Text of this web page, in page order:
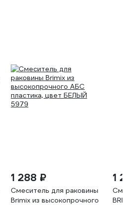
1 288 ₽
Смеситель для раковины
Brimix из высокопрочного
1
BRIMIX